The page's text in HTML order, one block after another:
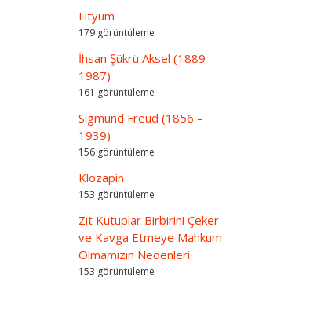
Lityum
179 görüntüleme
İhsan Şükrü Aksel (1889 –
1987)
161 görüntüleme
Sigmund Freud (1856 –
1939)
156 görüntüleme
Klozapin
153 görüntüleme
Zıt Kutuplar Birbirini Çeker
ve Kavga Etmeye Mahkum
Olmamızın Nedenleri
153 görüntüleme